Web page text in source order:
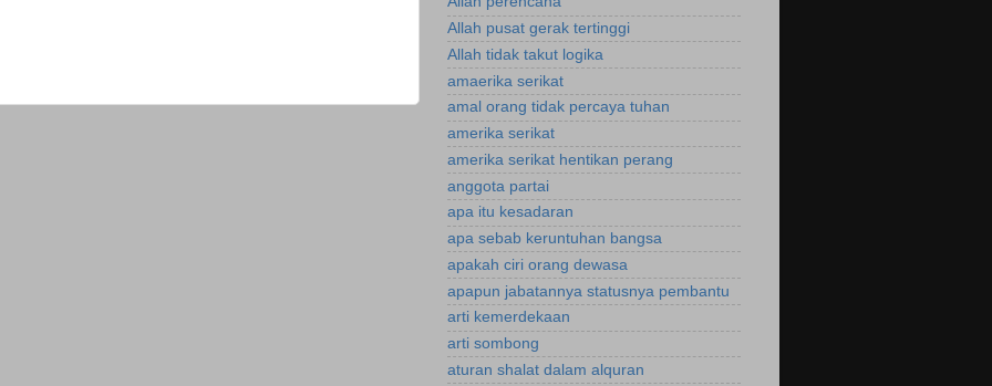
Allah pusat gerak tertinggi
Allah tidak takut logika
amaerika serikat
amal orang tidak percaya tuhan
amerika serikat
amerika serikat hentikan perang
anggota partai
apa itu kesadaran
apa sebab keruntuhan bangsa
apakah ciri orang dewasa
apapun jabatannya statusnya pembantu
arti kemerdekaan
arti sombong
aturan shalat dalam alquran